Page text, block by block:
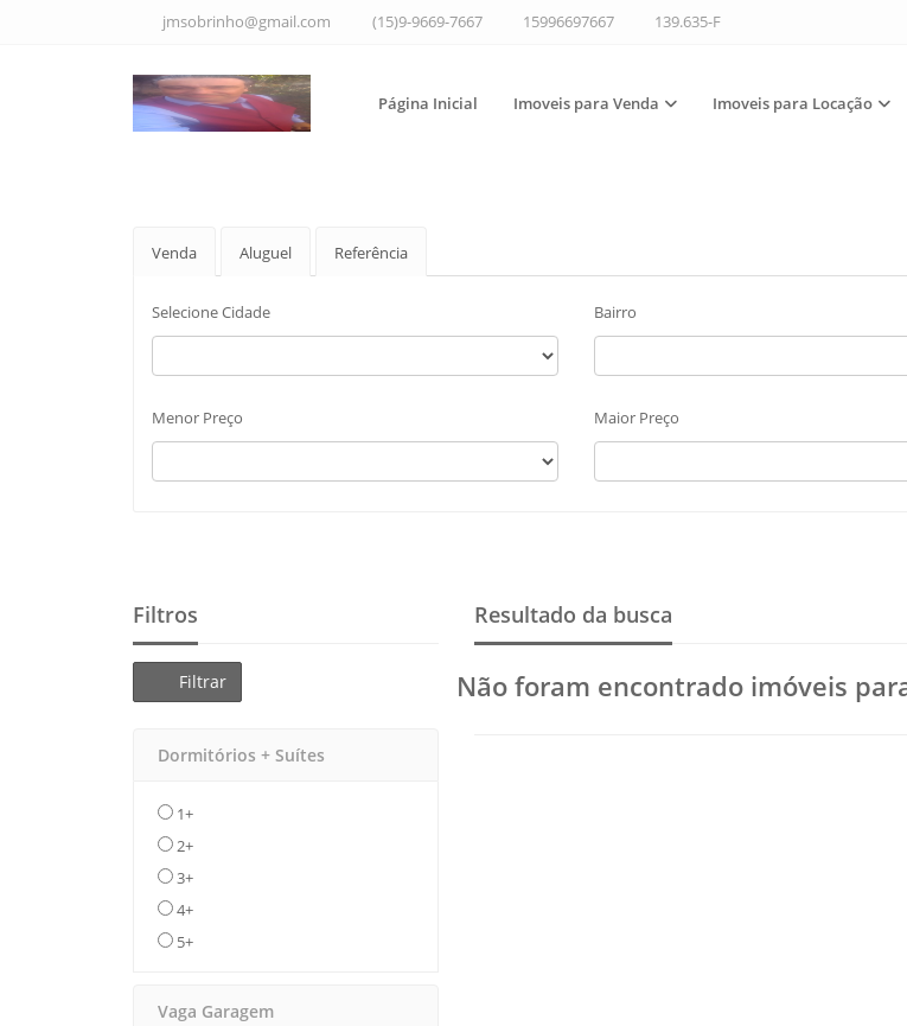
jmsobrinho@gmail.com (15)9-9669-7667 15996697667 139.635-F
Página Inicial Imoveis para Venda Imoveis para Locação
Venda Aluguel Referência
Selecione Cidade Bairro
Menor Preço Maior Preço
Filtros
Filtrar
Dormitórios + Suítes
1+
2+
3+
4+
5+
Vaga Garagem
Resultado da busca
Não foram encontrado imóveis